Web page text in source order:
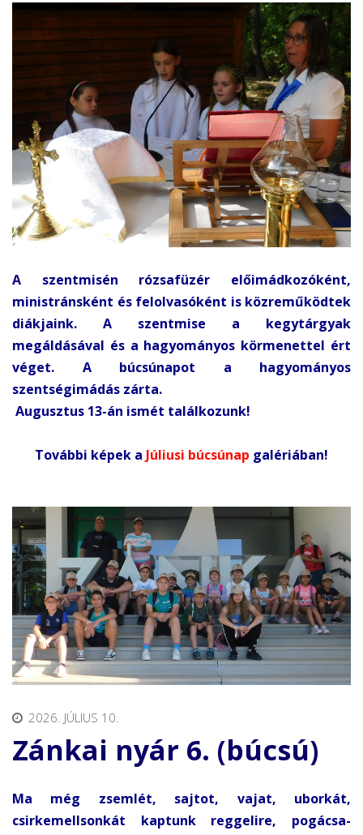
A szentmisén rózsafüzér előimádkozóként,
ministránsként és felolvasóként is közreműködtek
diákjaink. A szentmise a kegytárgyak
megáldásával és a hagyományos körmenettel ért
véget. A búcsúnapot a hagyományos
szentségimádás zárta.
Augusztus 13-án ismét találkozunk!
További képek a Júliusi búcsúnap galériában!
2026. JÚLIUS 10.
Zánkai nyár 6. (búcsú)
Ma még zsemlét, sajtot, vajat, uborkát,
csirkemellsonkát kaptunk reggelire, pogácsa-